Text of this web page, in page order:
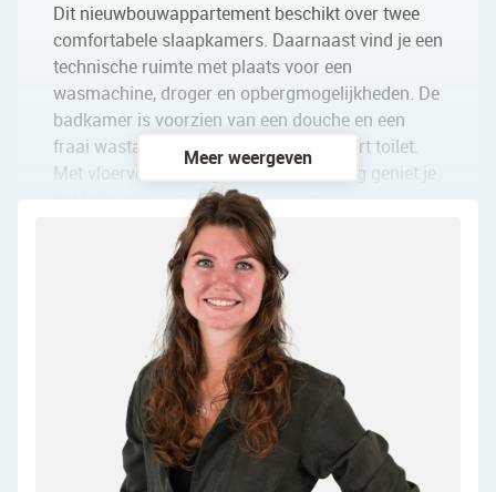
Dit nieuwbouwappartement beschikt over twee
comfortabele slaapkamers. Daarnaast vind je een
technische ruimte met plaats voor een
wasmachine, droger en opbergmogelijkheden. De
badkamer is voorzien van een douche en een
fraai wastafelmeubel, ook is er een apart toilet.
Met vloerverwarming en comfortkoeling geniet je
het hele jaar door van een ongekend
comfortniveau. Deze appartementen zijn
ontworpen om aan al je wensen te voldoen,
waarbij comfort en duurzaamheid gecombineerd
worden. Mis deze kans niet om jouw perfecte
thuis te vinden!
Kubus Noord Fase 2 in Amsterdam Noord
Wonen op de plek die bij je past.
Hi, heb je al gehoord van Kubus Noord? Je weet
natuurlijk alláng hoe leuk en bruisend Amsterdam
Meer weergeven